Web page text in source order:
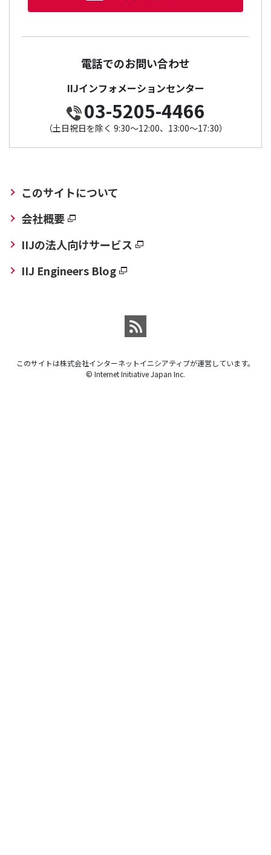
電話でのお問い合わせ
IIJインフォメーションセンター
03-5205-4466
（土日祝日を除く 9:30～12:00、13:00～17:30）
このサイトについて
会社概要
IIJの法人向けサービス
IIJ Engineers Blog
このサイトは株式会社インターネットイニシアティブが運営しています。
© Internet Initiative Japan Inc.